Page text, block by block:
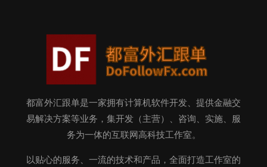
都富外汇跟单是一家拥有计算机软件开发、提供金融交
易解决方案等业务，集开发（主营）、咨询、实施、服
务为一体的互联网高科技工作室。
以贴心的服务、一流的技术和产品，全面打造工作室的